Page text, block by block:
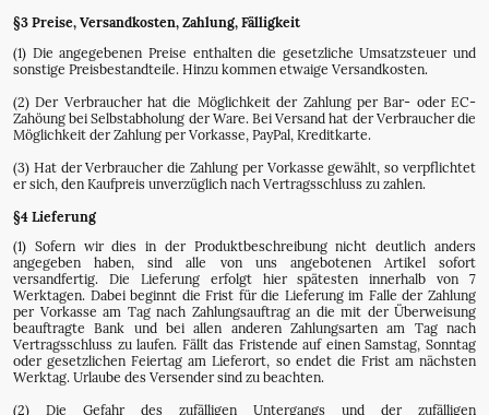
§3 Preise, Versandkosten, Zahlung, Fälligkeit
(1) Die angegebenen Preise enthalten die gesetzliche Umsatzsteuer und
sonstige Preisbestandteile. Hinzu kommen etwaige Versandkosten.
(2) Der Verbraucher hat die Möglichkeit der Zahlung per Bar- oder EC-
Zahöung bei Selbstabholung der Ware. Bei Versand hat der Verbraucher die
Möglichkeit der Zahlung per Vorkasse, PayPal, Kreditkarte.
(3) Hat der Verbraucher die Zahlung per Vorkasse gewählt, so verpflichtet
er sich, den Kaufpreis unverzüglich nach Vertragsschluss zu zahlen.
§4 Lieferung
(1) Sofern wir dies in der Produktbeschreibung nicht deutlich anders
angegeben haben, sind alle von uns angebotenen Artikel sofort
versandfertig. Die Lieferung erfolgt hier spätesten innerhalb von 7
Werktagen. Dabei beginnt die Frist für die Lieferung im Falle der Zahlung
per Vorkasse am Tag nach Zahlungsauftrag an die mit der Überweisung
beauftragte Bank und bei allen anderen Zahlungsarten am Tag nach
Vertragsschluss zu laufen. Fällt das Fristende auf einen Samstag, Sonntag
oder gesetzlichen Feiertag am Lieferort, so endet die Frist am nächsten
Werktag. Urlaube des Versender sind zu beachten.
(2) Die Gefahr des zufälligen Untergangs und der zufälligen